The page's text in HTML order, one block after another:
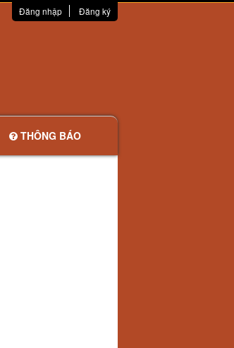
Đăng nhập Đăng ký
THÔNG BÁO